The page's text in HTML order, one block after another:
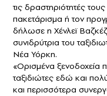
τις δραστηριότητές
πακετάρισμα ή τον
δήλωσε η Χένλεϊ
συνιδρύτρια του
Νέα Υόρκη.
«Ορισμένα ξενοδοχεία
ταξιδιώτες εδώ και
και περισσότερα